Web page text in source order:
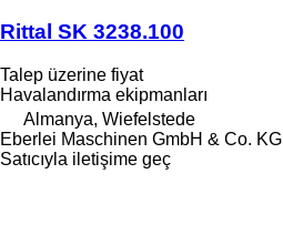
Rittal SK 3238.100
Talep üzerine fiyat
Havalandırma ekipmanları
Almanya, Wiefelstede
Eberlei Maschinen GmbH & Co. KG
Satıcıyla iletişime geç